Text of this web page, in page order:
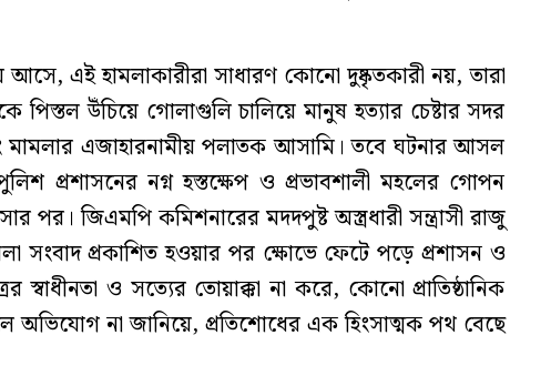
এই হামলাকারীরা সাধারণ কোনো দুষ্কৃতকারী নয়, তারা
পিস্তল উঁচিয়ে গোলাগুলি চালিয়ে মানুষ হত্যার চেষ্টার সদর
এজাহারনামীয় পলাতক আসামি। তবে ঘটনার আসল
প্রশাসনের নগ্ন হস্তক্ষেপ ও প্রভাবশালী মহলের গোপন
পর। জিএমপি কমিশনারের মদদপুষ্ট অস্ত্রধারী সন্ত্রাসী রাজু
সংবাদ প্রকাশিত হওয়ার পর ক্ষোভে ফেটে পড়ে প্রশাসন ও
স্বাধীনতা ও সত্যের তোয়াক্কা না করে, কোনো প্রাতিষ্ঠানিক
অভিযোগ না জানিয়ে, প্রতিশোধের এক হিংসাত্মক পথ বেছে